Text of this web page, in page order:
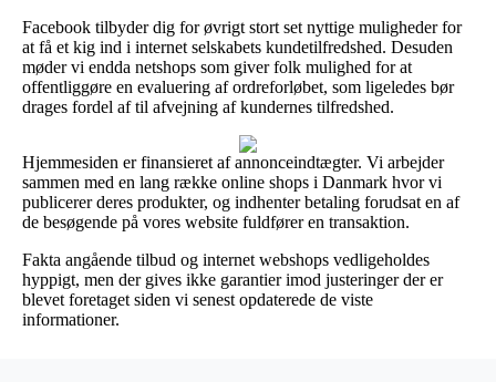
Facebook tilbyder dig for øvrigt stort set nyttige muligheder for
at få et kig ind i internet selskabets kundetilfredshed. Desuden
møder vi endda netshops som giver folk mulighed for at
offentliggøre en evaluering af ordreforløbet, som ligeledes bør
drages fordel af til afvejning af kundernes tilfredshed.
Hjemmesiden er finansieret af annonceindtægter. Vi arbejder
sammen med en lang række online shops i Danmark hvor vi
publicerer deres produkter, og indhenter betaling forudsat en af
de besøgende på vores website fuldfører en transaktion.
Fakta angående tilbud og internet webshops vedligeholdes
hyppigt, men der gives ikke garantier imod justeringer der er
blevet foretaget siden vi senest opdaterede de viste
informationer.